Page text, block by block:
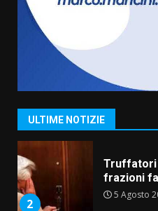
ULTIME NOTIZIE
2 Agosto
1
Serie D,
dal
5 Agosto
2
Truffatori
frazioni
5 Agosto